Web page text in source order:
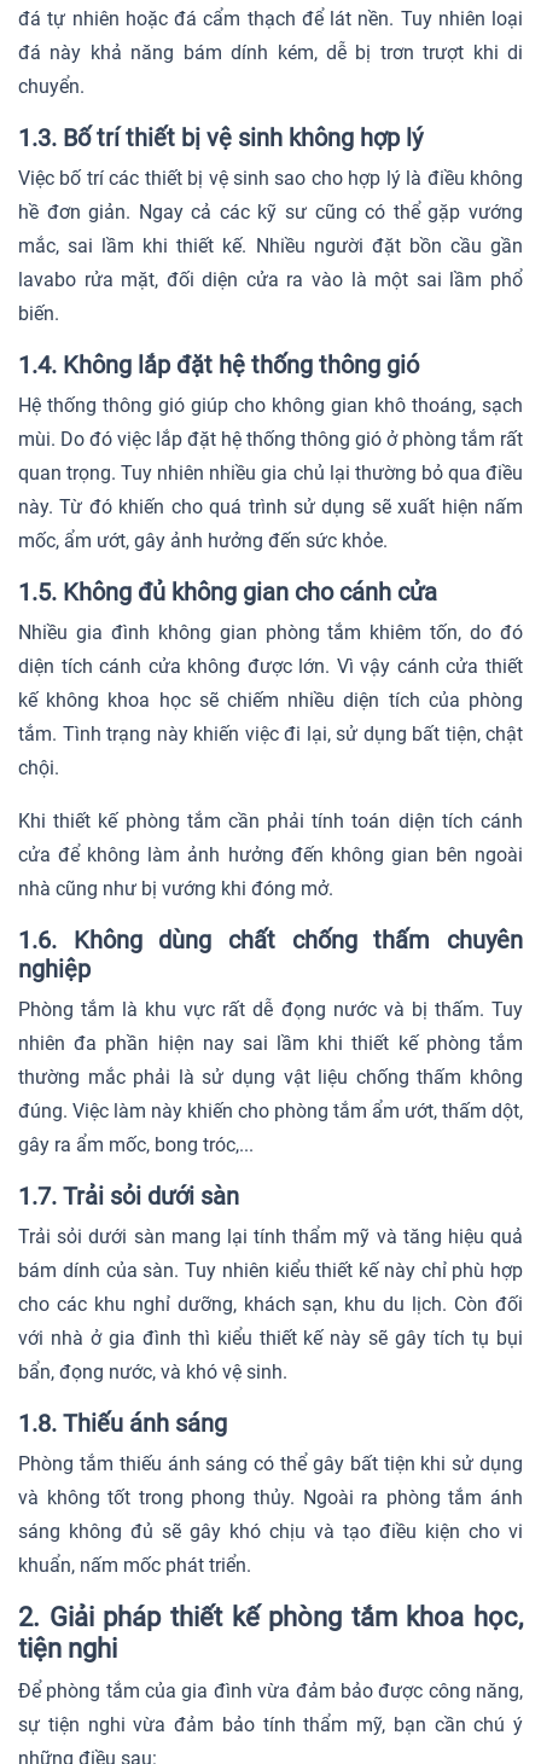
đá tự nhiên hoặc đá cẩm thạch để lát nền. Tuy nhiên loại
đá này khả năng bám dính kém, dễ bị trơn trượt khi di
chuyển.
1.3. Bố trí thiết bị vệ sinh không hợp lý
Việc bố trí các thiết bị vệ sinh sao cho hợp lý là điều không
hề đơn giản. Ngay cả các kỹ sư cũng có thể gặp vướng
mắc, sai lầm khi thiết kế. Nhiều người đặt bồn cầu gần
lavabo rửa mặt, đối diện cửa ra vào là một sai lầm phổ
biến.
1.4. Không lắp đặt hệ thống thông gió
Hệ thống thông gió giúp cho không gian khô thoáng, sạch
mùi. Do đó việc lắp đặt hệ thống thông gió ở phòng tắm rất
quan trọng. Tuy nhiên nhiều gia chủ lại thường bỏ qua điều
này. Từ đó khiến cho quá trình sử dụng sẽ xuất hiện nấm
mốc, ẩm ướt, gây ảnh hưởng đến sức khỏe.
1.5. Không đủ không gian cho cánh cửa
Nhiều gia đình không gian phòng tắm khiêm tốn, do đó
diện tích cánh cửa không được lớn. Vì vậy cánh cửa thiết
kế không khoa học sẽ chiếm nhiều diện tích của phòng
tắm. Tình trạng này khiến việc đi lại, sử dụng bất tiện, chật
chội.
Khi thiết kế phòng tắm cần phải tính toán diện tích cánh
cửa để không làm ảnh hưởng đến không gian bên ngoài
nhà cũng như bị vướng khi đóng mở.
1.6. Không dùng chất chống thấm chuyên
nghiệp
Phòng tắm là khu vực rất dễ đọng nước và bị thấm. Tuy
nhiên đa phần hiện nay sai lầm khi thiết kế phòng tắm
thường mắc phải là sử dụng vật liệu chống thấm không
đúng. Việc làm này khiến cho phòng tắm ẩm ướt, thấm dột,
gây ra ẩm mốc, bong tróc,...
1.7. Trải sỏi dưới sàn
Trải sỏi dưới sàn mang lại tính thẩm mỹ và tăng hiệu quả
bám dính của sàn. Tuy nhiên kiểu thiết kế này chỉ phù hợp
cho các khu nghỉ dưỡng, khách sạn, khu du lịch. Còn đối
với nhà ở gia đình thì kiểu thiết kế này sẽ gây tích tụ bụi
bẩn, đọng nước, và khó vệ sinh.
1.8. Thiếu ánh sáng
Phòng tắm thiếu ánh sáng có thể gây bất tiện khi sử dụng
và không tốt trong phong thủy. Ngoài ra phòng tắm ánh
sáng không đủ sẽ gây khó chịu và tạo điều kiện cho vi
khuẩn, nấm mốc phát triển.
2. Giải pháp thiết kế phòng tắm khoa học,
tiện nghi
Để phòng tắm của gia đình vừa đảm bảo được công năng,
sự tiện nghi vừa đảm bảo tính thẩm mỹ, bạn cần chú ý
những điều sau: